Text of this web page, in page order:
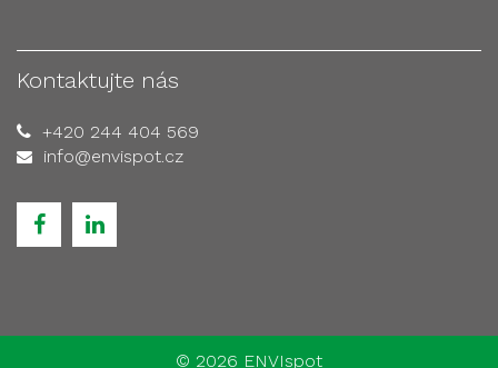
Kontaktujte nás
+420 244 404 569
info@envispot.cz
© 2026 ENVIspot